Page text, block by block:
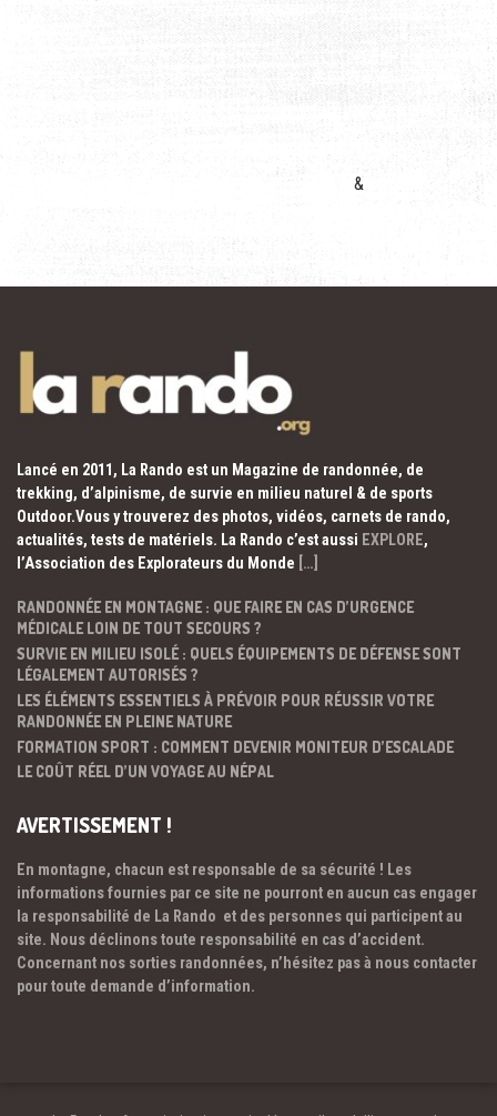
&
Lancé en 2011, La Rando est un Magazine de randonnée, de
trekking, d’alpinisme, de survie en milieu naturel & de sports
Outdoor.Vous y trouverez des photos, vidéos, carnets de rando,
actualités, tests de matériels. La Rando c’est aussi EXPLORE,
l’Association des Explorateurs du Monde […]
RANDONNÉE EN MONTAGNE : QUE FAIRE EN CAS D’URGENCE
MÉDICALE LOIN DE TOUT SECOURS ?
SURVIE EN MILIEU ISOLÉ : QUELS ÉQUIPEMENTS DE DÉFENSE SONT
LÉGALEMENT AUTORISÉS ?
LES ÉLÉMENTS ESSENTIELS À PRÉVOIR POUR RÉUSSIR VOTRE
RANDONNÉE EN PLEINE NATURE
FORMATION SPORT : COMMENT DEVENIR MONITEUR D’ESCALADE
LE COÛT RÉEL D’UN VOYAGE AU NÉPAL
AVERTISSEMENT !
En montagne, chacun est responsable de sa sécurité ! Les
informations fournies par ce site ne pourront en aucun cas engager
la responsabilité de La Rando et des personnes qui participent au
site. Nous déclinons toute responsabilité en cas d’accident.
Concernant nos sorties randonnées, n’hésitez pas à nous contacter
pour toute demande d’information.